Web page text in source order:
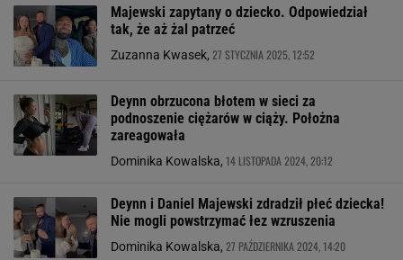
Majewski zapytany o dziecko. Odpowiedział
tak, że aż żal patrzeć
Zuzanna Kwasek, 27 STYCZNIA 2025, 12:52
Deynn obrzucona błotem w sieci za
podnoszenie ciężarów w ciąży. Położna
zareagowała
Dominika Kowalska, 14 LISTOPADA 2024, 20:12
Deynn i Daniel Majewski zdradził płeć dziecka!
Nie mogli powstrzymać łez wzruszenia
Dominika Kowalska, 27 PAŹDZIERNIKA 2024, 14:20